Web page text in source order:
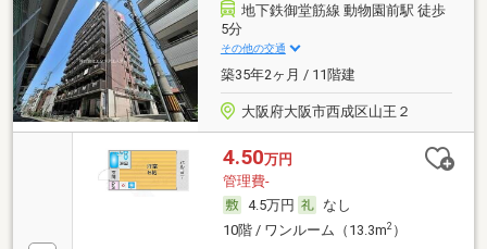
地下鉄御堂筋線 動物園前駅 徒歩
5分
その他の交通
築35年2ヶ月 / 11階建
大阪府大阪市西成区山王２
4.50万円
管理費-
4.5万円
なし
10階 / ワンルーム（13.3m2）